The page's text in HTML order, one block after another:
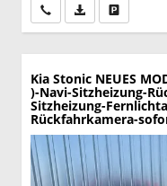
Wir rufen Sie an
PDF-Datei,
Kia Stonic NEUES
)-Navi-Sitzheizung-
Sitzheizung-
Rückfahrkamera-